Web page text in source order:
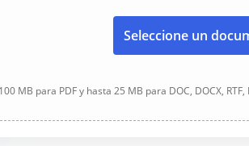
Seleccione un
MB para PDF y hasta 25 MB para DOC, DOCX, RTF,